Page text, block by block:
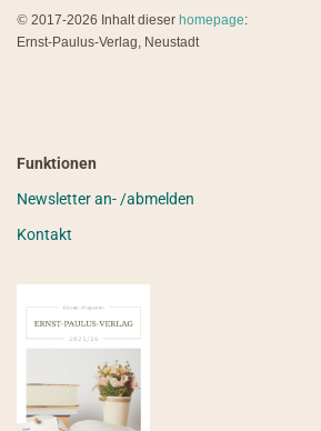
© 2017-2026 Inhalt dieser homepage:
Ernst-Paulus-Verlag, Neustadt
Funktionen
Newsletter an- /abmelden
Kontakt